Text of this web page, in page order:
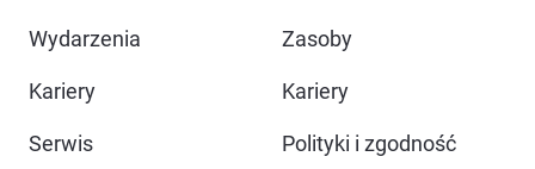
Wydarzenia Zasoby
Kariery Kariery
Serwis Polityki i zgodność